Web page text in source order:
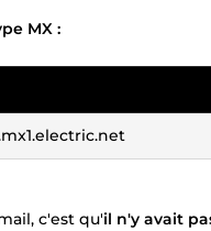
MX :
c'est qu'il n'y avait